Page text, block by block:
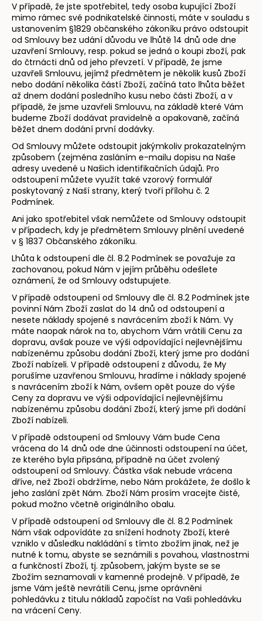
V případě, že jste spotřebitel, tedy osoba kupující Zboží
mimo rámec své podnikatelské činnosti, máte v souladu s
ustanovením §1829 občanského zákoníku právo odstoupit
od Smlouvy bez udání důvodu ve lhůtě 14 dnů ode dne
uzavření Smlouvy, resp. pokud se jedná o koupi zboží, pak
do čtrnácti dnů od jeho převzetí. V případě, že jsme
uzavřeli Smlouvu, jejímž předmětem je několik kusů Zboží
nebo dodání několika částí Zboží, začíná tato lhůta běžet
až dnem dodání posledního kusu nebo části Zboží, a v
případě, že jsme uzavřeli Smlouvu, na základě které Vám
budeme Zboží dodávat pravidelně a opakovaně, začíná
běžet dnem dodání první dodávky.
Od Smlouvy můžete odstoupit jakýmkoliv prokazatelným
způsobem (zejména zasláním e-mailu dopisu na Naše
adresy uvedené u Našich identifikačních údajů. Pro
odstoupení můžete využít také vzorový formulář
poskytovaný z Naší strany, který tvoří přílohu č. 2
Podmínek.
Ani jako spotřebitel však nemůžete od Smlouvy odstoupit
v případech, kdy je předmětem Smlouvy plnění uvedené
v § 1837 Občanského zákoníku.
Lhůta k odstoupení dle čl. 8.2 Podmínek se považuje za
zachovanou, pokud Nám v jejím průběhu odešlete
oznámení, že od Smlouvy odstupujete.
V případě odstoupení od Smlouvy dle čl. 8.2 Podmínek jste
povinní Nám Zboží zaslat do 14 dnů od odstoupení a
nesete náklady spojené s navrácením zboží k Nám. Vy
máte naopak nárok na to, abychom Vám vrátili Cenu za
dopravu, avšak pouze ve výši odpovídající nejlevnějšímu
nabízenému způsobu dodání Zboží, který jsme pro dodání
Zboží nabízeli. V případě odstoupení z důvodu, že My
porušíme uzavřenou Smlouvu, hradíme i náklady spojené
s navrácením zboží k Nám, ovšem opět pouze do výše
Ceny za dopravu ve výši odpovídající nejlevnějšímu
nabízenému způsobu dodání Zboží, který jsme při dodání
Zboží nabízeli.
V případě odstoupení od Smlouvy Vám bude Cena
vrácena do 14 dnů ode dne účinnosti odstoupení na účet,
ze kterého byla připsána, případně na účet zvolený
odstoupení od Smlouvy. Částka však nebude vrácena
dříve, než Zboží obdržíme, nebo Nám prokážete, že došlo k
jeho zaslání zpět Nám. Zboží Nám prosím vracejte čisté,
pokud možno včetně originálního obalu.
V případě odstoupení od Smlouvy dle čl. 8.2 Podmínek
Nám však odpovídáte za snížení hodnoty Zboží, které
vzniklo v důsledku nakládání s tímto zbožím jinak, než je
nutné k tomu, abyste se seznámili s povahou, vlastnostmi
a funkčností Zboží, tj. způsobem, jakým byste se se
Zbožím seznamovali v kamenné prodejně. V případě, že
jsme Vám ještě nevrátili Cenu, jsme oprávněni
pohledávku z titulu nákladů započíst na Vaši pohledávku
na vrácení Ceny.